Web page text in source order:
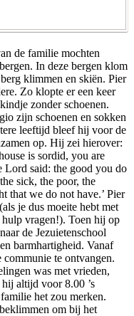
de familie mochten
In deze bergen klom
klimmen en skiën. Pier
Zo klopte er een keer
zonder schoenen.
zijn schoenen en sokken
leeftijd bleef hij voor de
op. Hij zei hierover:
is sordid, you are
Lord said: the good you do
sick, the poor, the
that we do not have.’ Pier
je dus moeite hebt met
vragen!). Toen hij op
de Jezuietenschool
barmhartigheid. Vanaf
te ontvangen.
was met vrieden,
altijd voor 8.00 ’s
het zou merken.
om bij het